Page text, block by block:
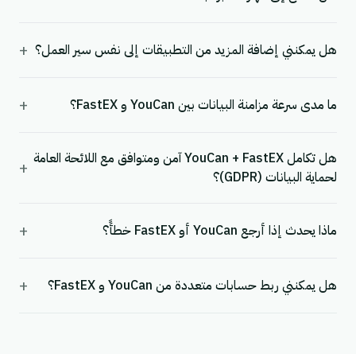
هل يمكنني إضافة المزيد من التطبيقات إلى نفس سير العمل؟ +
ما مدى سرعة مزامنة البيانات بين YouCan و FastEX؟ +
هل تكامل YouCan + FastEX آمن ومتوافق مع اللائحة العامة
لحماية البيانات (GDPR)؟
+
ماذا يحدث إذا أرجع YouCan أو FastEX خطأً؟ +
هل يمكنني ربط حسابات متعددة من YouCan و FastEX؟ +